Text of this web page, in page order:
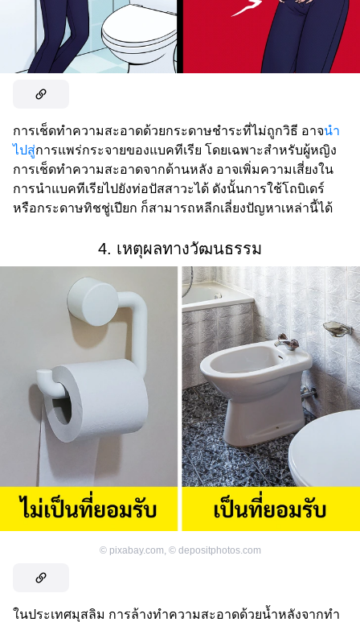
การเช็ดทำความสะอาดด้วยกระดาษชำระที่ไม่ถูกวิธี อาจนำ
ไปสู่การแพร่กระจายของแบคทีเรีย โดยเฉพาะสำหรับผู้หญิง
การเช็ดทำความสะอาดจากด้านหลัง อาจเพิ่มความเสี่ยงใน
การนำแบคทีเรียไปยังท่อปัสสาวะได้ ดังนั้นการใช้โถบิเดร์
หรือกระดาษทิชชู่เปียก ก็สามารถหลีกเลี่ยงปัญหาเหล่านี้ได้
4. เหตุผลทางวัฒนธรรม
© pixabay.com © depositphotos.com
ในประเทศมุสลิม การล้างทำความสะอาดด้วยน้ำหลังจากทำ